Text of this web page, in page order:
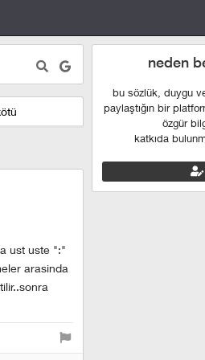
ust uste ":"
arasinda
neden
bu sözlük, duygu
paylaştığın bir
özgür
katkıda